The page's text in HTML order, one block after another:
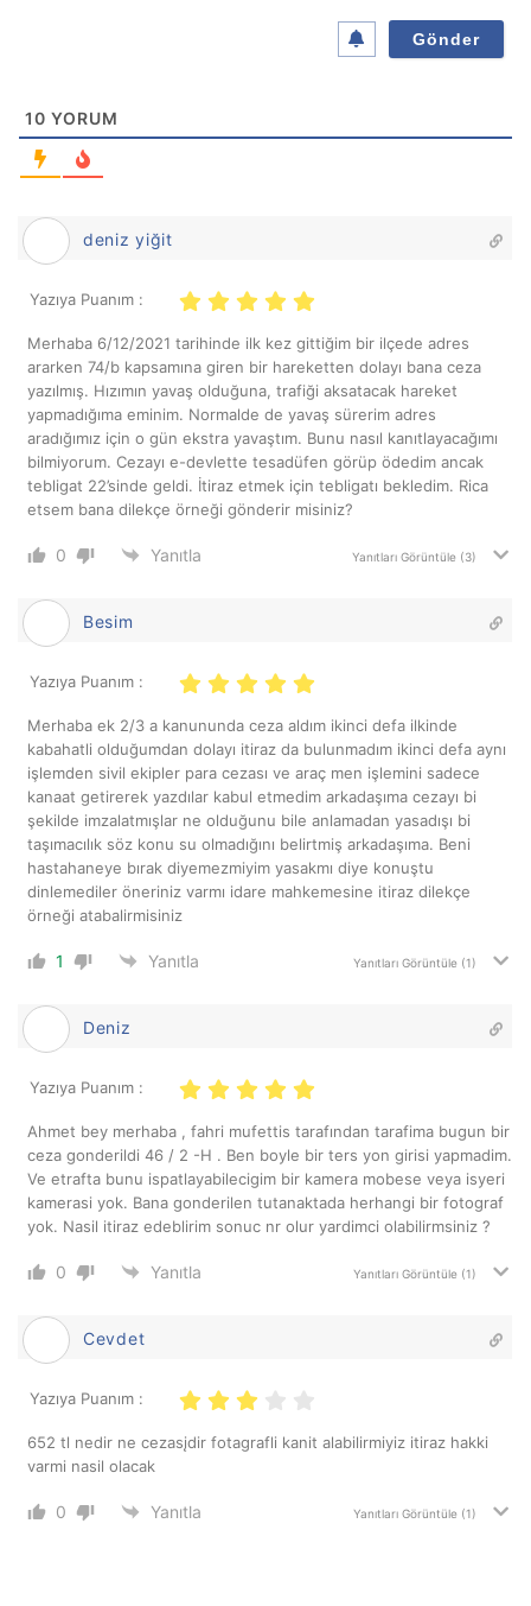
10 YORUM
deniz yiğit
Yazıya Puanım :
Merhaba 6/12/2021 tarihinde ilk kez gittiğim bir ilçede adres
ararken 74/b kapsamına giren bir hareketten dolayı bana ceza
yazılmış. Hızımın yavaş olduğuna, trafiği aksatacak hareket
yapmadığıma eminim. Normalde de yavaş sürerim adres
aradığımız için o gün ekstra yavaştım. Bunu nasıl kanıtlayacağımı
bilmiyorum. Cezayı e-devlette tesadüfen görüp ödedim ancak
tebligat 22’sinde geldi. İtiraz etmek için tebligatı bekledim. Rica
etsem bana dilekçe örneği gönderir misiniz?
0 Yanıtla Yanıtları Görüntüle (3)
Besim
Yazıya Puanım :
Merhaba ek 2/3 a kanununda ceza aldım ikinci defa ilkinde
kabahatli olduğumdan dolayı itiraz da bulunmadım ikinci defa aynı
işlemden sivil ekipler para cezası ve araç men işlemini sadece
kanaat getirerek yazdılar kabul etmedim arkadaşıma cezayı bi
şekilde imzalatmışlar ne olduğunu bile anlamadan yasadışı bi
taşımacılık söz konu su olmadığını belirtmiş arkadaşıma. Beni
hastahaneye bırak diyemezmiyim yasakmı diye konuştu
dinlemediler öneriniz varmı idare mahkemesine itiraz dilekçe
örneği atabalirmisiniz
1 Yanıtla Yanıtları Görüntüle (1)
Deniz
Yazıya Puanım :
Ahmet bey merhaba , fahri mufettis tarafından tarafima bugun bir
ceza gonderildi 46 / 2 -H . Ben boyle bir ters yon girisi yapmadim.
Ve etrafta bunu ispatlayabilecigim bir kamera mobese veya isyeri
kamerasi yok. Bana gonderilen tutanaktada herhangi bir fotograf
yok. Nasil itiraz edeblirim sonuc nr olur yardimci olabilirmsiniz ?
0 Yanıtla Yanıtları Görüntüle (1)
Cevdet
Yazıya Puanım :
652 tl nedir ne cezasįdir fotagrafli kanit alabilirmiyiz itiraz hakki
varmi nasil olacak
0 Yanıtla Yanıtları Görüntüle (1)